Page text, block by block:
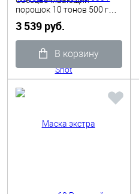
порошок 10 тонов 500 г
3 539 руб.
В корзину